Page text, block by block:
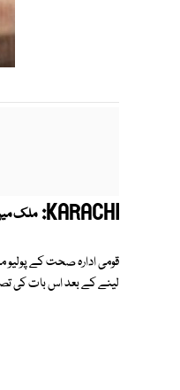
KARACHI: ملک میں
قومی ادارہ صحت کے پولیو
لینے کے بعد اس بات کی